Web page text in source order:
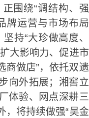
围绕“调结构、强
牌运营与市场布局
持“大珍做高度、
大影响力、促进市
商做店”，依托双遗
向外拓展；湘窖立
体验、网点深耕三
，将持续做强“吴金